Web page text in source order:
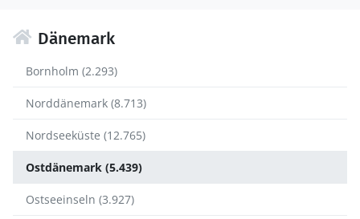
Dänemark
Bornholm (2.293)
Norddänemark (8.713)
Nordseeküste (12.765)
Ostdänemark (5.439)
Ostseeinseln (3.927)